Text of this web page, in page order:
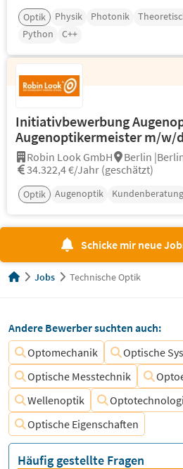
Optik Physik Photonik
Python
C++
Initiativbewerbung
Augenoptikermeister m/w/d
Robin Look GmbH Berlin
34.322,4 €/Jahr (geschätzt)
Optik Augenoptik Kundenberatung
Schicke mir neue
Jobs Technische Optik
Andere Bewerber suchten auch:
Optomechanik
Optische
Optische Messtechnik
Wellenoptik
Optische Eigenschaften
Häufig gestellte Fragen